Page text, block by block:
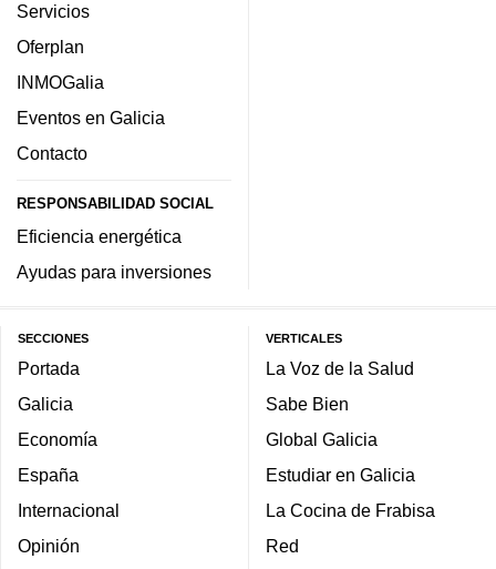
Servicios
Oferplan
INMOGalia
Eventos en Galicia
Contacto
RESPONSABILIDAD SOCIAL
Eficiencia energética
Ayudas para inversiones
SECCIONES
Portada
Galicia
Economía
España
Internacional
Opinión
VERTICALES
La Voz de la Salud
Sabe Bien
Global Galicia
Estudiar en Galicia
La Cocina de Frabisa
Red